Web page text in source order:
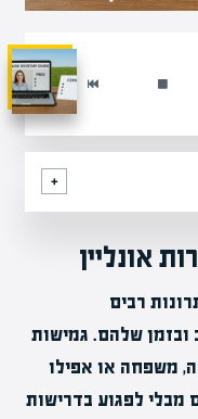
אונליין
רבים
שלהם. גמישות
משפחה או אפילו
מבלי לפגוע בדרישות